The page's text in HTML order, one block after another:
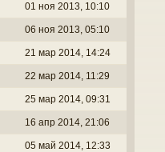
01 ноя 2013, 10:10
06 ноя 2013, 05:10
21 мар 2014, 14:24
22 мар 2014, 11:29
25 мар 2014, 09:31
16 апр 2014, 21:06
05 май 2014, 12:33